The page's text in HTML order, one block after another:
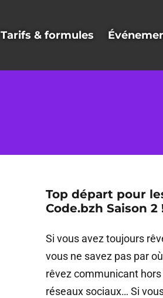
Tarifs & formules
Top départ pour
Code.bzh Saison 2
Si vous avez toujours
vous ne savez pas par
rêvez communicant
réseaux sociaux… Si